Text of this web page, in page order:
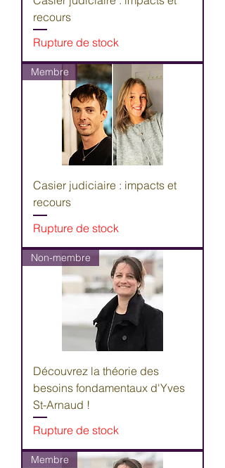
recours
Rupture de stock
Membre
Casier judiciaire : impacts et
recours
Rupture de stock
Non-membre
Découvrez la théorie des
besoins fondamentaux d'Yves
St-Arnaud !
Rupture de stock
Membre